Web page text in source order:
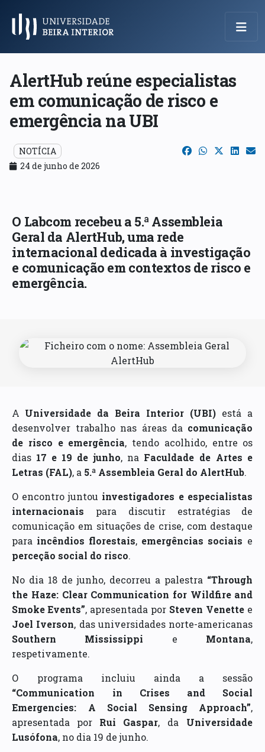
Menu Principal
AlertHub reúne especialistas
em comunicação de risco e
emergência na UBI
NOTÍCIA
24 de junho de 2026
O Labcom recebeu a 5.ª Assembleia
Geral da AlertHub, uma rede
internacional dedicada à investigação
e comunicação em contextos de risco e
emergência.
A Universidade da Beira Interior (UBI) está a
desenvolver trabalho nas áreas da comunicação
de risco e emergência, tendo acolhido, entre os
dias 17 e 19 de junho, na Faculdade de Artes e
Letras (FAL), a 5.ª Assembleia Geral do AlertHub.
O encontro juntou investigadores e especialistas
internacionais para discutir estratégias de
comunicação em situações de crise, com destaque
para incêndios florestais, emergências sociais e
perceção social do risco.
No dia 18 de junho, decorreu a palestra “Through
the Haze: Clear Communication for Wildfire and
Smoke Events”, apresentada por Steven Venette e
Joel Iverson, das universidades norte-americanas
Southern Mississippi e Montana,
respetivamente.
O programa incluiu ainda a sessão
“Communication in Crises and Social
Emergencies: A Social Sensing Approach”,
apresentada por Rui Gaspar, da Universidade
Lusófona, no dia 19 de junho.